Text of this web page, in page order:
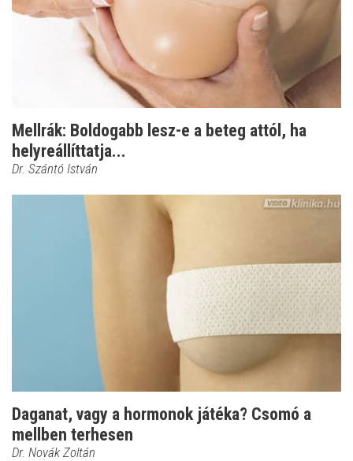
Mellrák: Boldogabb lesz-e a beteg attól, ha
helyreállíttatja...
Dr. Szántó István
Daganat, vagy a hormonok játéka? Csomó a
mellben terhesen
Dr. Novák Zoltán